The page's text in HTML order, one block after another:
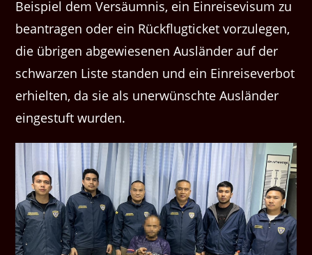
Beispiel dem Versäumnis, ein Einreisevisum zu
beantragen oder ein Rückflugticket vorzulegen,
die übrigen abgewiesenen Ausländer auf der
schwarzen Liste standen und ein Einreiseverbot
erhielten, da sie als unerwünschte Ausländer
eingestuft wurden.